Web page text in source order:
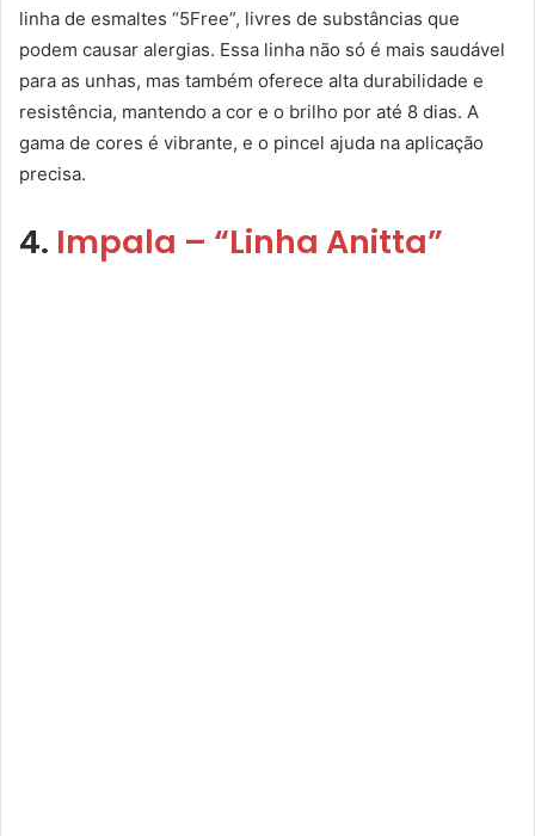
linha de esmaltes “5Free”, livres de substâncias que
podem causar alergias. Essa linha não só é mais saudável
para as unhas, mas também oferece alta durabilidade e
resistência, mantendo a cor e o brilho por até 8 dias. A
gama de cores é vibrante, e o pincel ajuda na aplicação
precisa.
4. Impala – “Linha Anitta”